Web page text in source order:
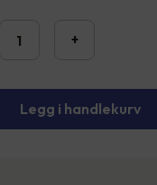
+
Legg i handlekurv